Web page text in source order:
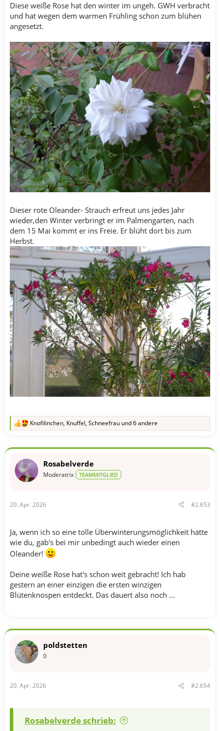
Diese weiße Rose hat den winter im ungeh. GWH verbracht
und hat wegen dem warmen Frühling schon zum blühen
angesetzt.
Dieser rote Oleander- Strauch erfreut uns jedes Jahr
wieder,den Winter verbringt er im Palmengarten, nach
dem 15 Mai kommt er ins Freie. Er blüht dort bis zum
Herbst.
R
k
o
:
Knofilinchen, Knuffel, Schneefrau und 6 andere
Rosabelverde
Moderatrix TEAMMITGLIED
20. Apr. 2026 #2.653
Ja, wenn ich so eine tolle Überwinterungsmöglichkeit hätte
wie du, gäb's bei mir unbedingt auch wieder einen
Oleander!
Deine weiße Rose hat's schon weit gebracht! Ich hab
gestern an einer einzigen die ersten winzigen
Blütenknospen entdeckt. Das dauert also noch ...
poldstetten
0
20. Apr. 2026 #2.654
Rosabelverde schrieb: